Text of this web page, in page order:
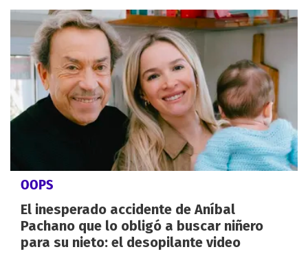
OOPS
El inesperado accidente de Aníbal
Pachano que lo obligó a buscar niñero
para su nieto: el desopilante video